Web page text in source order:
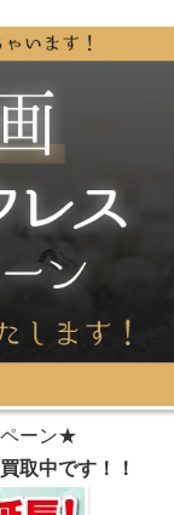
ーン★
取中です！！